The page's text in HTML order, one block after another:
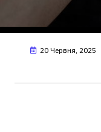
20 Червня, 2025